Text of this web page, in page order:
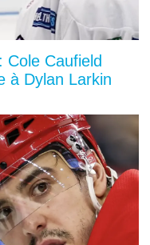
Cole Caufield
à Dylan Larkin